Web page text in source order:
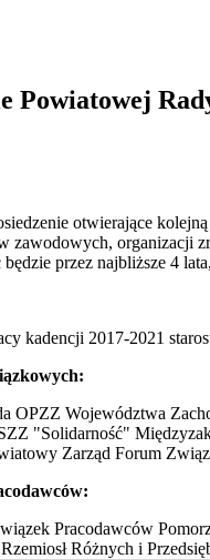
Powiatowej
otwierające
zawodowych, organizacji
przez najbliższe 4
kadencji 2017-2021
OPZZ Województwa
"Solidarność"
Zarząd Forum
Pracodawców
Różnych i